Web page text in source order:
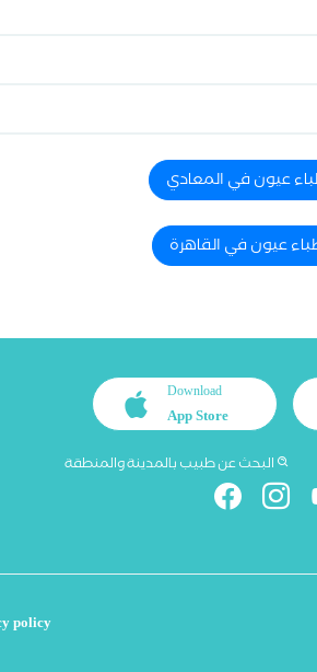
عيون في المعادي
عيون في القاهرة
Download
App Store
البحث عن طبيب بالمدينة والمنطقة
policy